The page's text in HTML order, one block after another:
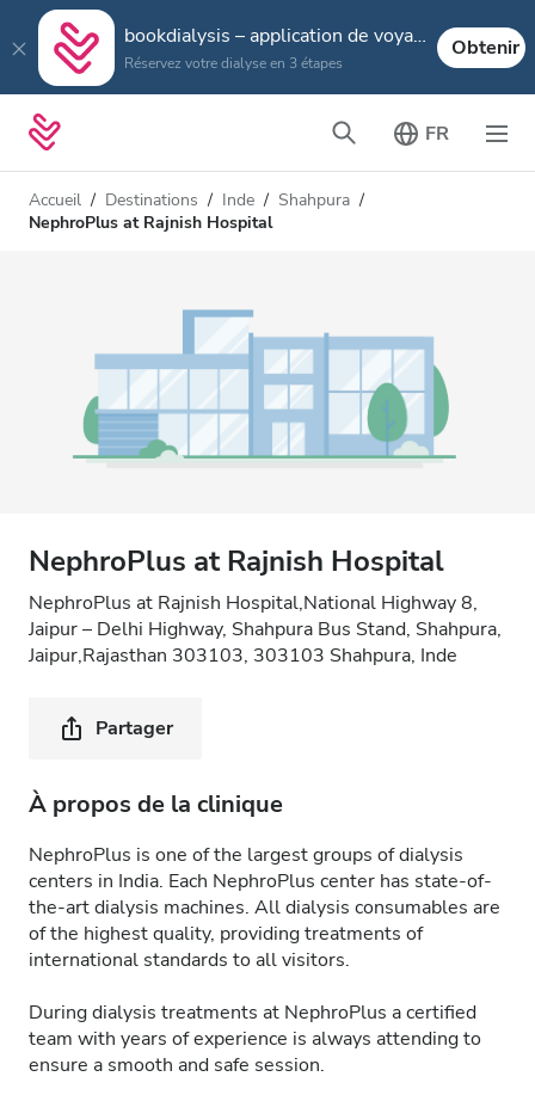
bookdialysis – application de voyage
Réservez votre dialyse en 3 étapes
Obtenir
FR
Accueil Destinations Inde
Shahpura
NephroPlus at Rajnish Hospital
NephroPlus at Rajnish Hospital
NephroPlus at Rajnish Hospital,National Highway 8,
Jaipur – Delhi Highway, Shahpura Bus Stand, Shahpura,
Jaipur,Rajasthan 303103, 303103 Shahpura, Inde
Partager
À propos de la clinique
NephroPlus is one of the largest groups of dialysis
centers in India. Each NephroPlus center has state-of-
the-art dialysis machines. All dialysis consumables are
of the highest quality, providing treatments of
international standards to all visitors.
During dialysis treatments at NephroPlus a certified
team with years of experience is always attending to
ensure a smooth and safe session.